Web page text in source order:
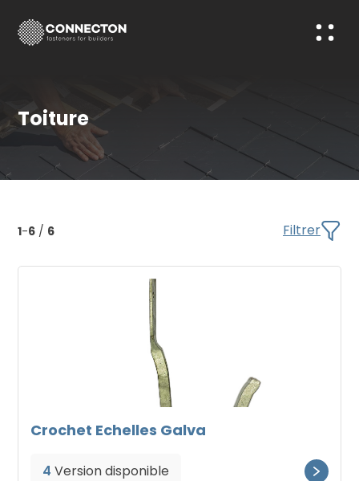
Toiture
1-6 / 6 Filtrer
Crochet Echelles Galva
4 Version disponible